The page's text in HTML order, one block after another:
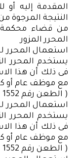
المقدمة إليه
النتيجة المرجوة
من قضاء محكمة
المحرر المزور
استعمال المحرر
يستخدم المحرر
فى ذلك أن هذا
مع موظف عام أو
( الطعن رقم 1552 لسنه 71 ق جلسة 9/1/2001 )
استعمال المحرر
يستخدم المحرر
فى ذلك أن هذا
مع موظف عام أو
( الطعن رقم 1552 لسنه 71 ق جلسة 9/1/2001 )